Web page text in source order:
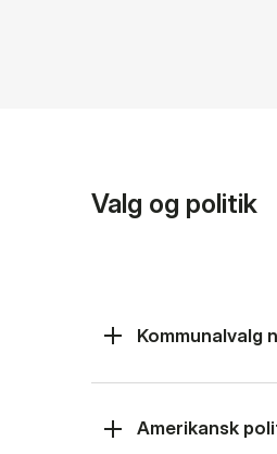
Valg og politik
Kommunalvalg
Amerikansk